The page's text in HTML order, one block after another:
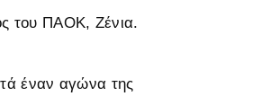
του ΠΑΟΚ, Ζένια.
έναν αγώνα της